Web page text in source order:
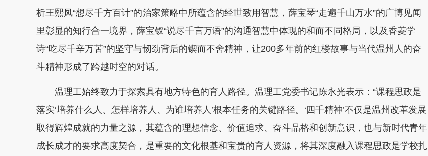
析王熙凤“想尽千方百计”的治家策略中所蕴含的经世致用智慧，薛宝琴“走遍千山万水”的广博见闻
里彰显的知行合一境界，薛宝钗“说尽千言万语”的沟通智慧中体现的和而不同格局，以及香菱学
诗“吃尽千辛万苦”的坚守与韧劲背后的锲而不舍精神，让200多年前的红楼故事与当代温州人的奋
斗精神形成了跨越时空的对话。
温理工始终致力于探索具有地方特色的育人路径。温理工党委书记陈永光表示：“课程思政是
落实‘培养什么人、怎样培养人、为谁培养人’根本任务的关键路径。‘四千精神’不仅是温州改革发展
取得辉煌成就的力量之源，其蕴含的理想信念、价值追求、奋斗品格和创新意识，也与新时代青年
成长成才的要求高度契合，是重要的文化根基和宝贵的育人资源，将其深度融入课程思政是学校扎